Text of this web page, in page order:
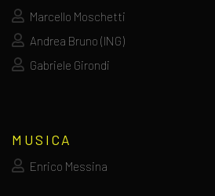
Marcello Moschetti
Andrea Bruno (ING)
Gabriele Girondi
MUSICA
Enrico Messina